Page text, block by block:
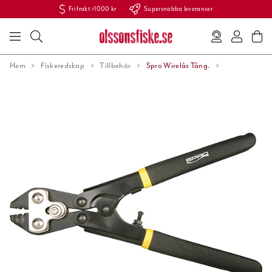
Fri frakt >1000 kr Supersnabba leveranser
Hem Fiskeredskap Tillbehör Spro Wirelås Tång.